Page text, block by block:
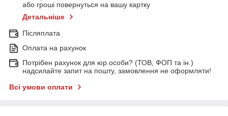
або гроші повернуться на вашу картку
Детальніше
Післяплата
Оплата на рахунок
Потрібен рахунок для юр.особи? (ТОВ, ФОП та ін.)
надсилайте запит на пошту, замовлення не оформляти!
Всі умови оплати